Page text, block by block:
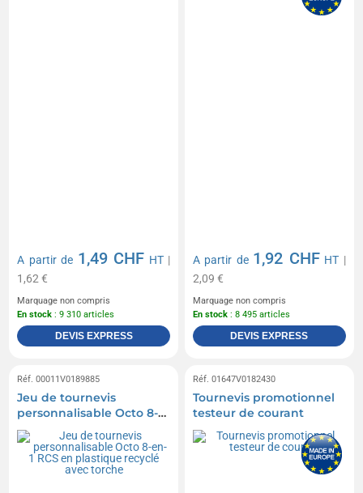
A partir de 1,49 CHF HT|
1,62 €
Marquage non compris
En stock : 9 310 articles
DEVIS EXPRESS
A partir de 1,92 CHF HT |
2,09 €
Marquage non compris
En stock : 8 495 articles
DEVIS EXPRESS
Réf. 00011V0189885
Jeu de tournevis
personnalisable Octo 8-
en-1 RCS en plastique
recyclé avec torche
Réf. 01647V0182430
Tournevis promotionnel
testeur de courant